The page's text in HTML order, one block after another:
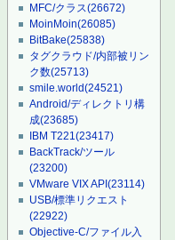
MFC/クラス(26672)
MoinMoin(26085)
BitBake(25838)
タグクラウド/内部被リン
ク数(25713)
smile.world(24521)
Android/ディレクトリ構
成(23685)
IBM T221(23417)
BackTrack/ツール
(23200)
VMware VIX API(23114)
USB/標準リクエスト
(22922)
Objective-C/ファイル入